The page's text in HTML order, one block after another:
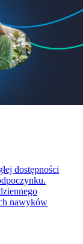
dostępności
nawyków